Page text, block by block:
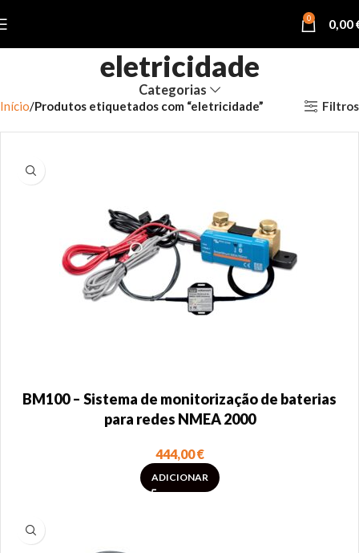
0 0,00
eletricidade
Categorias
Início Produtos etiquetados com “eletricidade” Filtros
BM100 – Sistema de monitorização de baterias
para redes NMEA 2000
444,00€
ADICIONAR